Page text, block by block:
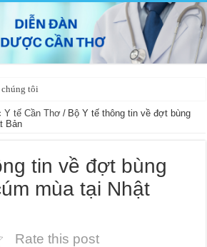
tôi
Y tế Cần Thơ / Bộ Y tế thông tin về đợt bùng
Bản
tin về đợt bùng
mùa tại Nhật
Rate this post